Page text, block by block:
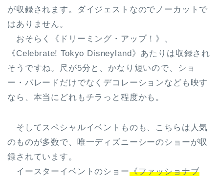
が収録されます。ダイジェストなのでノーカットで
はありません。
おそらく《ドリーミング・アップ！》、
《Celebrate! Tokyo Disneyland》あたりは収録され
そうですね。尺が5分と、かなり短いので、ショ
ー・パレードだけでなくデコレーションなども映す
なら、本当にどれもチラっと程度かも。
そしてスペシャルイベントものも、こちらは人気
のものが多数で、唯一ディズニーシーのショーが収
録されています。
イースターイベントのショー《ファッショナブ